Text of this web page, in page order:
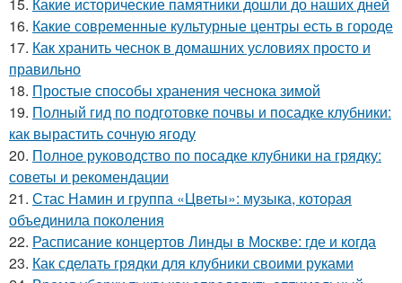
15. Какие исторические памятники дошли до наших дней
16. Какие современные культурные центры есть в городе
17. Как хранить чеснок в домашних условиях просто и
правильно
18. Простые способы хранения чеснока зимой
19. Полный гид по подготовке почвы и посадке клубники:
как вырастить сочную ягоду
20. Полное руководство по посадке клубники на грядку:
советы и рекомендации
21. Стас Намин и группа «Цветы»: музыка, которая
объединила поколения
22. Расписание концертов Линды в Москве: где и когда
23. Как сделать грядки для клубники своими руками